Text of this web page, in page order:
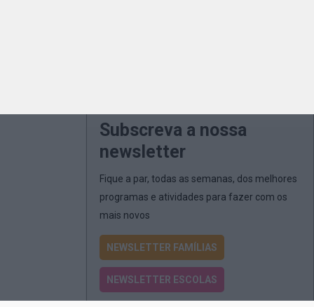
Subscreva a nossa
newsletter
Fique a par, todas as semanas, dos melhores
programas e atividades para fazer com os
mais novos
NEWSLETTER FAMÍLIAS
NEWSLETTER ESCOLAS